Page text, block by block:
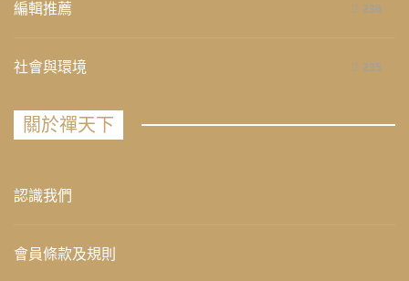
編輯推薦 236
社會與環境 235
關於禪天下
認識我們
會員條款及規則